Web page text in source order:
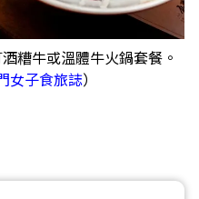
糟牛或溫體牛火鍋套餐。
女子食旅誌）